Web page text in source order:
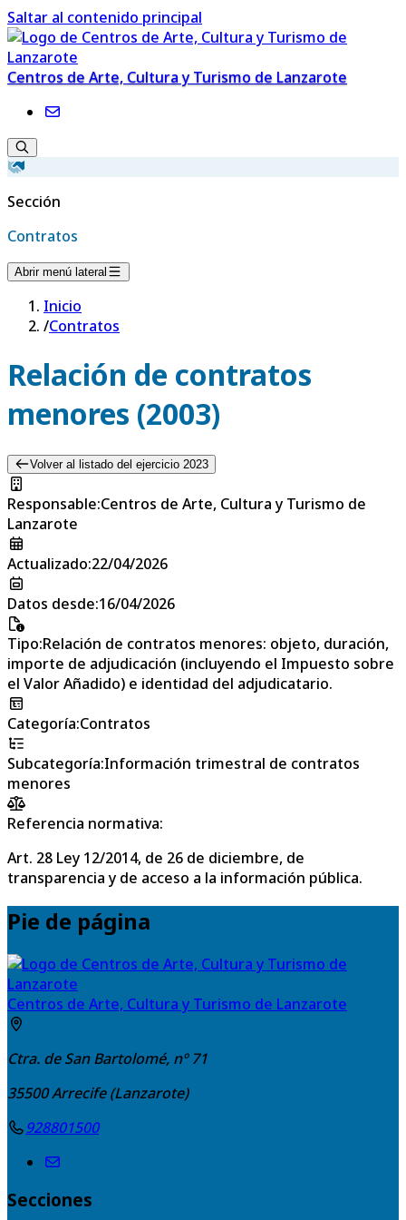
Saltar al contenido principal
Centros de Arte, Cultura y Turismo de Lanzarote
Sección
Contratos
Abrir menú lateral
Inicio
/Contratos
Relación de contratos
menores (2003)
Volver al listado del ejercicio 2023
Responsable:Centros de Arte, Cultura y Turismo de
Lanzarote
Actualizado:22/04/2026
Datos desde:16/04/2026
Tipo:Relación de contratos menores: objeto, duración,
importe de adjudicación (incluyendo el Impuesto sobre
el Valor Añadido) e identidad del adjudicatario.
Categoría:Contratos
Subcategoría:Información trimestral de contratos
menores
Referencia normativa:
Art. 28 Ley 12/2014, de 26 de diciembre, de
transparencia y de acceso a la información pública.
Pie de página
Centros de Arte, Cultura y Turismo de Lanzarote
Ctra. de San Bartolomé, nº 71
35500Arrecife (Lanzarote)
928801500
Secciones